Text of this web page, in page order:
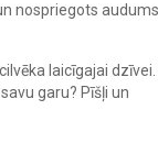
nospriegots
laicīgajai dzīvei.
garu? Pīšļi un